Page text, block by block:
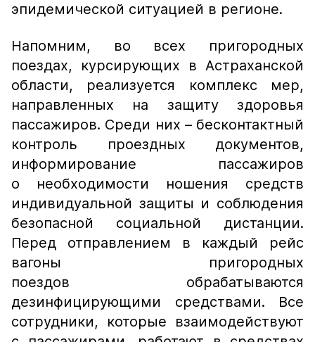
эпидемической ситуацией в регионе.
Напомним, во всех пригородных
поездах, курсирующих в Астраханской
области, реализуется комплекс мер,
направленных на защиту здоровья
пассажиров. Среди них – бесконтактный
контроль проездных документов,
информирование пассажиров
о необходимости ношения средств
индивидуальной защиты и соблюдения
безопасной социальной дистанции.
Перед отправлением в каждый рейс
вагоны пригородных
поездов обрабатываются
дезинфицирующими средствами. Все
сотрудники, которые взаимодействуют